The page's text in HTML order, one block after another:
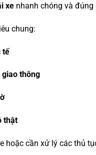
xe nhanh chóng và đúng
chung:
tế
giao thông
thật
hoặc cần xử lý các thủ